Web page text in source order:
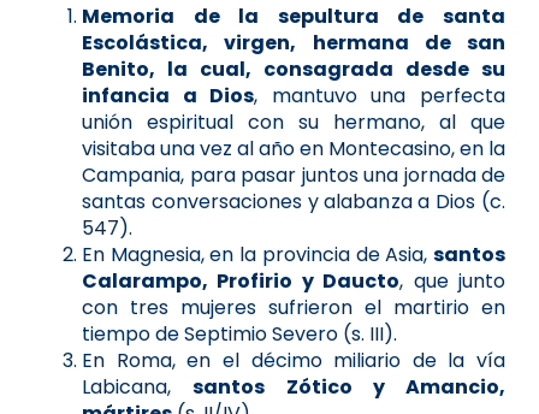
Memoria de la sepultura de santa
Escolástica, virgen, hermana de san
Benito, la cual, consagrada desde su
infancia a Dios, mantuvo una perfecta
unión espiritual con su hermano, al que
visitaba una vez al año en Montecasino, en la
Campania, para pasar juntos una jornada de
santas conversaciones y alabanza a Dios (c.
547).
En Magnesia, en la provincia de Asia, santos
Calarampo, Profirio y Daucto, que junto
con tres mujeres sufrieron el martirio en
tiempo de Septimio Severo (s. III).
En Roma, en el décimo miliario de la vía
Labicana,santos Zótico y Amancio,